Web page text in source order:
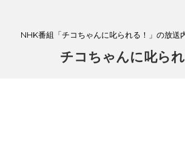
NHK番組「チコちゃんに叱られる！」の放送
チコちゃんに叱られ